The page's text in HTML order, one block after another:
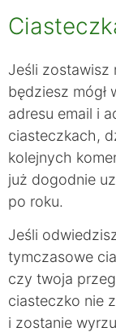
Jeśli zostawisz
będziesz mógł
adresu email i
ciasteczkach,
kolejnych
już dogodnie
po roku.
Jeśli
tymczasowe
czy twoja
ciasteczko nie
i zostanie